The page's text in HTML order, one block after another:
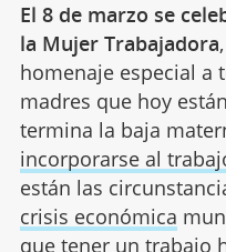
El 8 de marzo se
la Mujer Trabajadora
homenaje especial a
madres que hoy
termina la baja
incorporarse al
están las
crisis económica
que tener un trabajo